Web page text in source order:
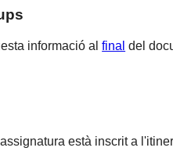
informació alfinal del
està inscrit a